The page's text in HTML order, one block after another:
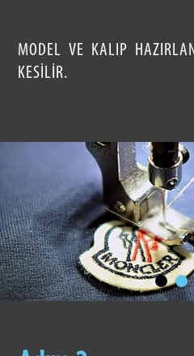
MODEL VE KALIP
KESILIR.